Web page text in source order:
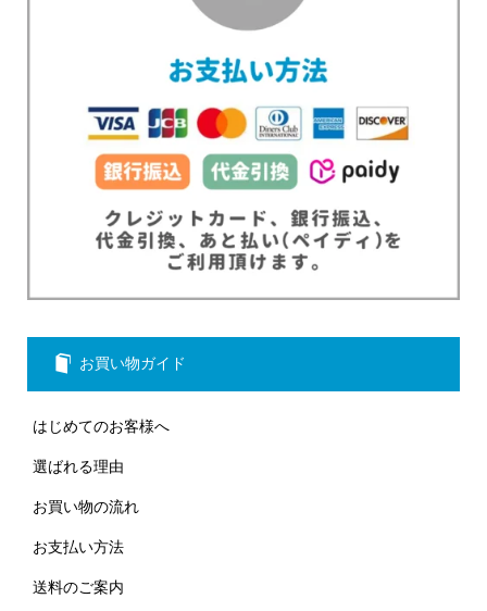
お買い物ガイド
はじめてのお客様へ
選ばれる理由
お買い物の流れ
お支払い方法
送料のご案内